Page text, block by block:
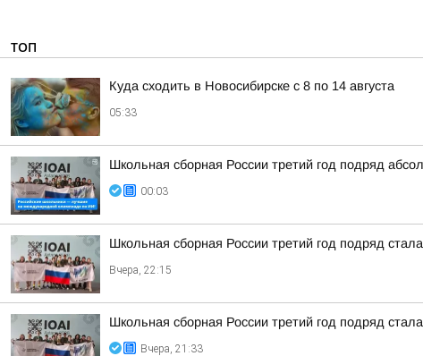
ТОП
Куда сходить в Новосибирске с 8 по 14 августа
05:33
Школьная сборная России третий год подряд
00:03
Школьная сборная России третий год подряд
Вчера, 22:15
Школьная сборная России третий год подряд
Вчера, 21:33